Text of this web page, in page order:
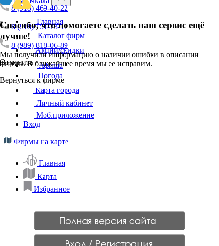
8 (918) 469-40-22
8 (918) 151-73-17
8 (989) 818-06-89
Отменить
Спасибо, что помогаете сделать наш сервис ещё
лучше!
Мы получили информацию о наличии ошибки в описании
фирмы. В ближайшее время мы ее исправим.
Вернуться к фирме
Главная
Каталог фирм
Акции/скидки
Афиша
Погода
Карта города
Личный кабинет
Моб.приложение
Вход
Фирмы на карте
Главная
Карта
Избранное